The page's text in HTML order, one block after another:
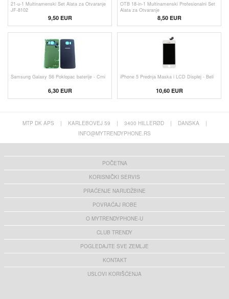
21-u-1 Multinamenski Set Alata za Otvaranje
JF-8102
9,50 EUR
OTB 18-in-1 Multinamenski Profesionalni Set
Alata za Otvaranje
8,50 EUR
Samsung Galaxy S6 Poklopac baterije - Crni
6,30EUR
iPhone 5 Prednja Maska i LCD Displej - Beli
10,60EUR
MTP DK APS | KARLEBOVEJ 59 | 3400 HILLERØD | DANSKA
|
INFO@MYTRENDYPHONE.RS
POČETNA
KORISNIČKI SERVIS
PRAĆENJE NARUDŽBINE
POVRAĆAJ ROBE
O MYTRENDYPHONE-U
CLUB TRENDY
POGLEDAJTE SVE ZEMLJE
KONTAKT
USLOVI KORIŠĆENJA